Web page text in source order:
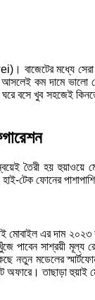
বাজেটের মধ্যে
কম দামে ভালো
বসে খুব সহজেই
তৈরী হয়
ফোনের
এর দাম ২০২৩
পাবেন সাশ্রয়ী
মডেলের
তাছাড়া হুয়াই